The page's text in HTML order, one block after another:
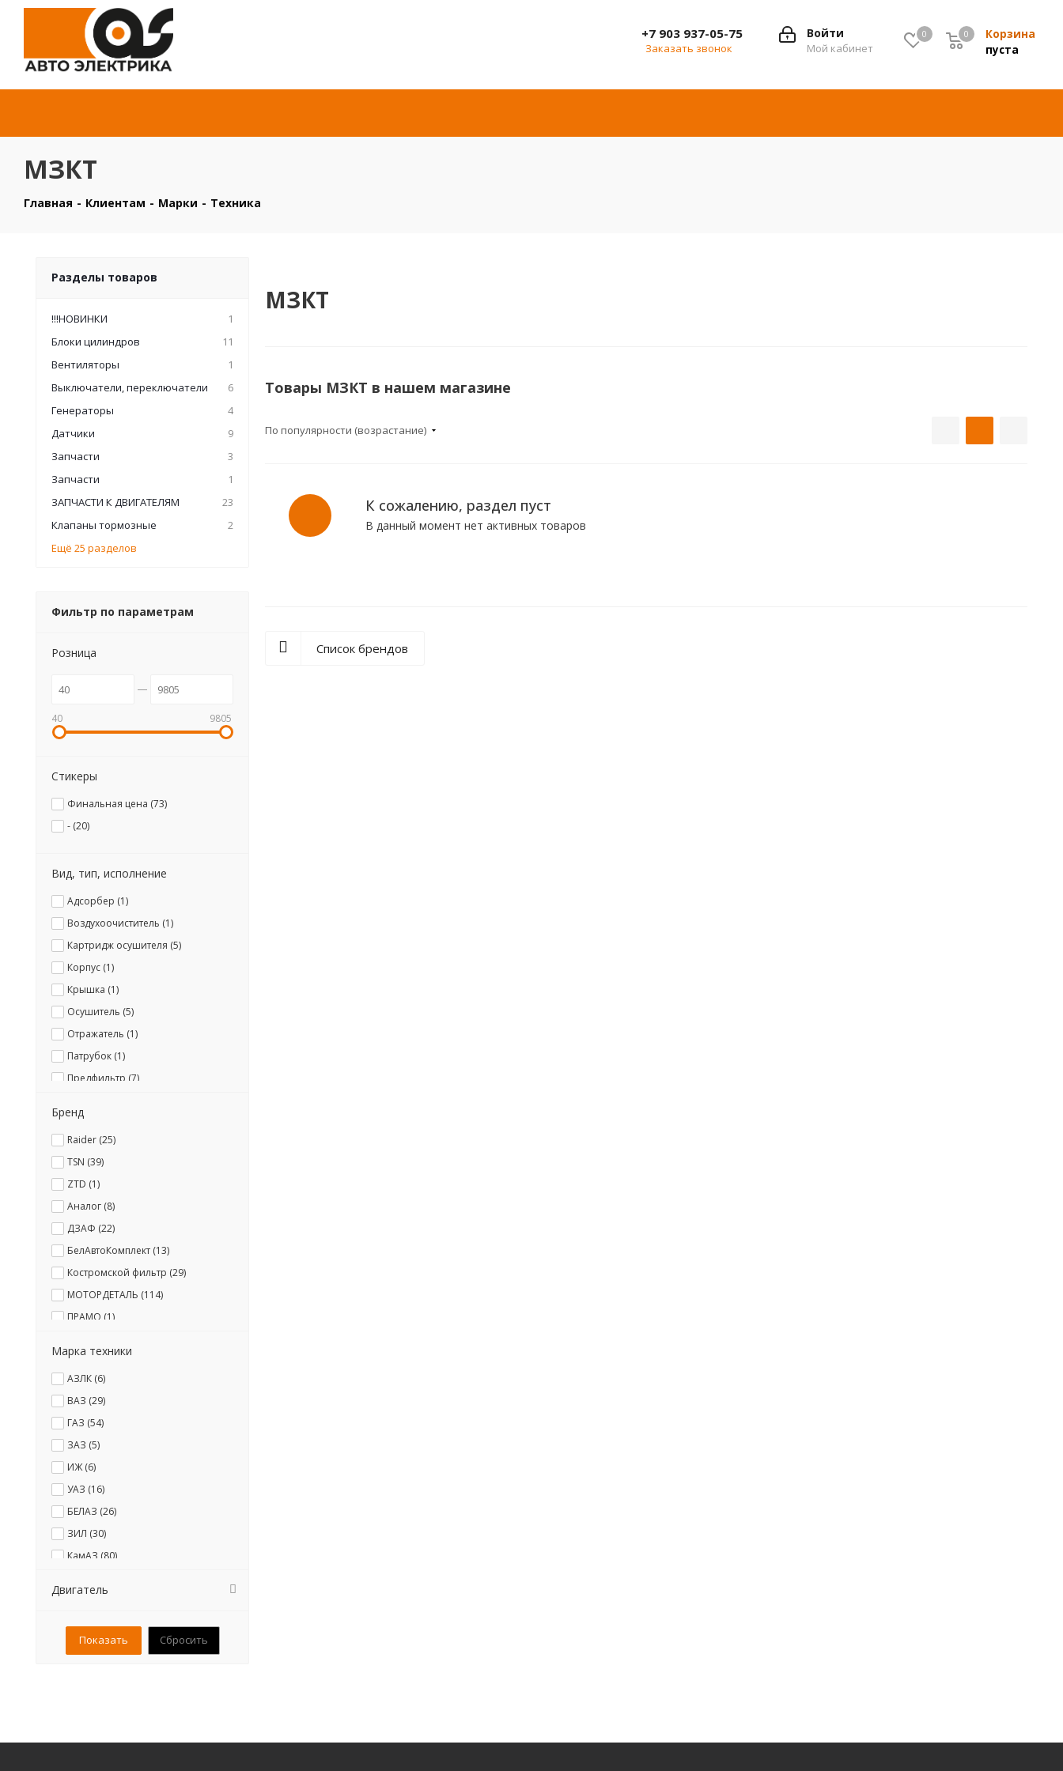
0 Корзина
0
пуста
0
Войти
Мой кабинет
+7 903 937-05-75
Заказать звонок
МЗКТ
Главная - Клиентам - Марки - Техника
МЗКТ
Товары МЗКТ в нашем магазине
По популярности (возрастание)
К сожалению, раздел пуст
В данный момент нет активных товаров
Список брендов
Разделы товаров
!!!НОВИНКИ
1
Блоки цилиндров
11
Вентиляторы
1
Выключатели, переключатели
6
Генераторы
4
Датчики
9
Запчасти
3
Запчасти
1
ЗАПЧАСТИ К ДВИГАТЕЛЯМ
23
Клапаны тормозные
2
Ещё 25 разделов
Фильтр по параметрам
Розница
40 9805
Стикеры
Финальная цена (73)
- (20)
Вид, тип, исполнение
Адсорбер (1)
Воздухоочиститель (1)
Картридж осушителя (5)
Корпус (1)
Крышка (1)
Осушитель (5)
Отражатель (1)
Патрубок (1)
Предфильтр (7)
Трубка (
Фильтр влагоотделителя (
Фильтр воздушный (
Фильтр масляный (
Фильтр топливный (
Бренд
Raider (25)
TSN (39)
ZTD (1)
Аналог (8)
ДЗАФ (22)
БелАвтоКомплект (13)
Костромской фильтр (29)
МОТОРДЕТАЛЬ (114)
ПРАМО (1)
Фенокс (
ЯМЗ ( 15)
Марка техники
АЗЛК (6)
ВАЗ (29)
ГАЗ (54)
ЗАЗ (5)
ИЖ (6)
УАЗ (16)
БЕЛАЗ (26)
ЗИЛ (30)
КамАЗ (80)
Богдан (1)
Двигатель
Сбросить